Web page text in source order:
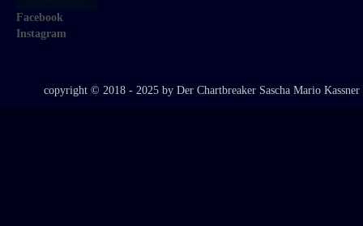
Facebook
Instagram
copyright © 2018 - 2025 by Der Chartbreaker Sascha Mario Kassner